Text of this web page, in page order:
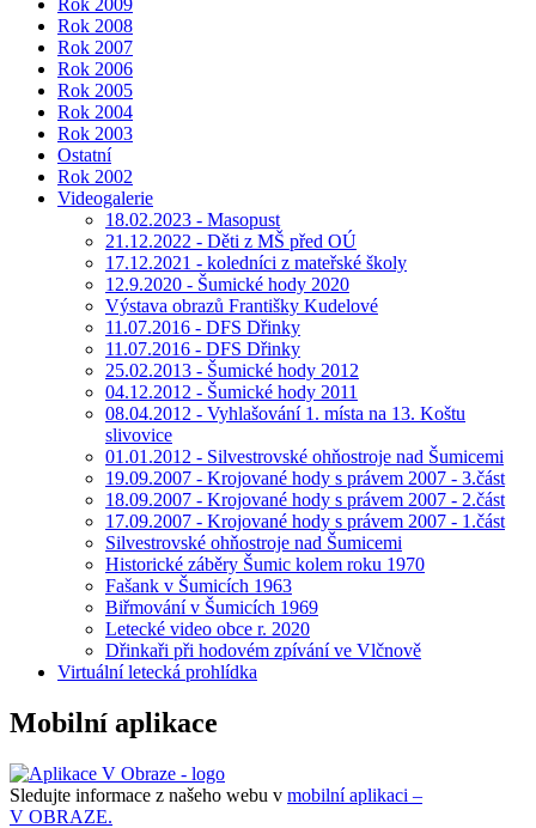
Rok 2009
Rok 2008
Rok 2007
Rok 2006
Rok 2005
Rok 2004
Rok 2003
Ostatní
Rok 2002
Videogalerie
18.02.2023 - Masopust
21.12.2022 - Děti z MŠ před OÚ
17.12.2021 - koledníci z mateřské školy
12.9.2020 - Šumické hody 2020
Výstava obrazů Františky Kudelové
11.07.2016 - DFS Dřinky
11.07.2016 - DFS Dřinky
25.02.2013 - Šumické hody 2012
04.12.2012 - Šumické hody 2011
08.04.2012 - Vyhlašování 1. místa na 13. Koštu
slivovice
01.01.2012 - Silvestrovské ohňostroje nad Šumicemi
19.09.2007 - Krojované hody s právem 2007 - 3.část
18.09.2007 - Krojované hody s právem 2007 - 2.část
17.09.2007 - Krojované hody s právem 2007 - 1.část
Silvestrovské ohňostroje nad Šumicemi
Historické záběry Šumic kolem roku 1970
Fašank v Šumicích 1963
Biřmování v Šumicích 1969
Letecké video obce r. 2020
Dřinkaři při hodovém zpívání ve Vlčnově
Virtuální letecká prohlídka
Mobilní aplikace
Sledujte informace z našeho webu v mobilní aplikaci –
V OBRAZE.